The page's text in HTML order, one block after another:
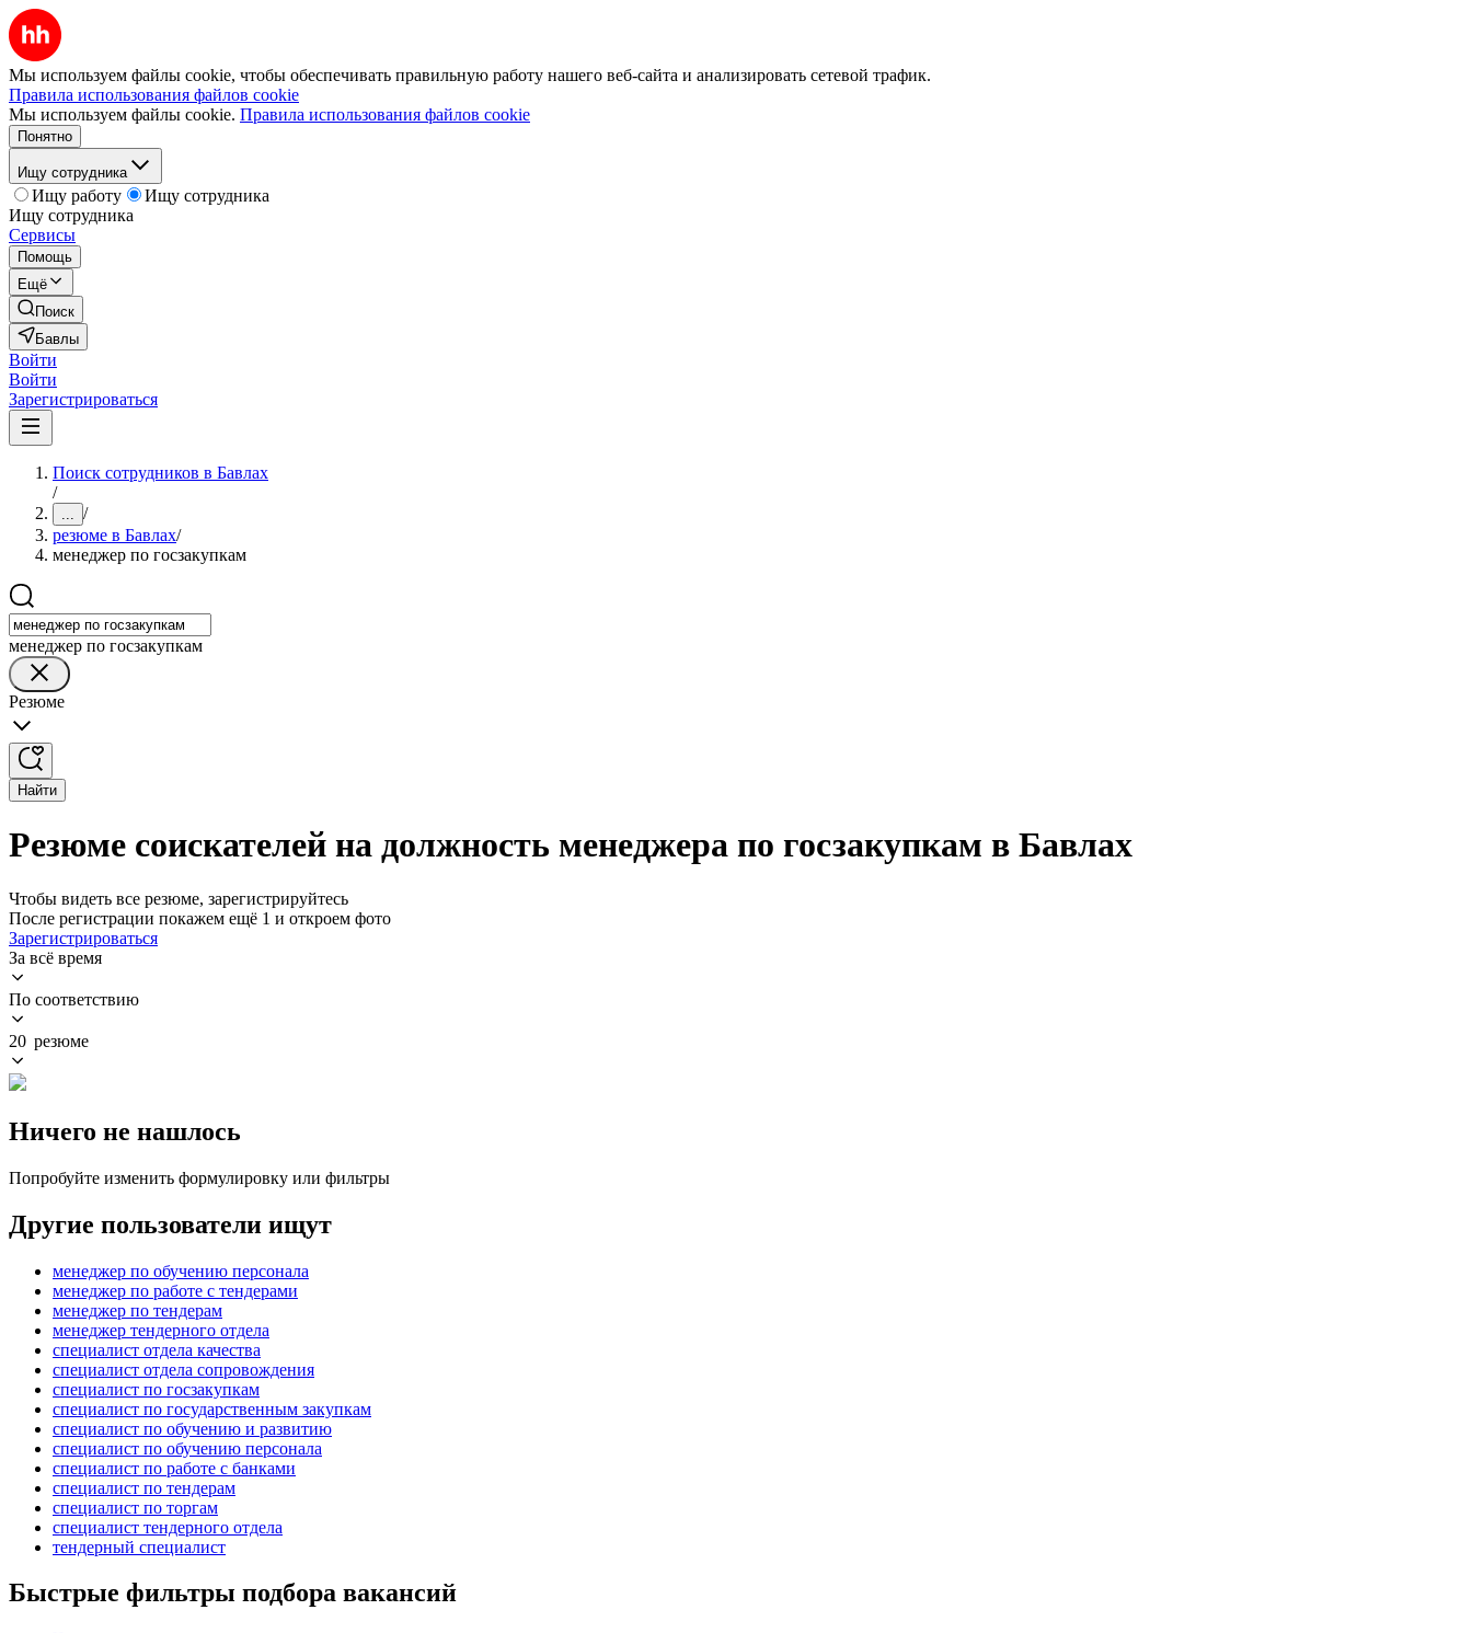
Мы используем файлы cookie, чтобы обеспечивать правильную работу нашего веб-сайта и анализировать сетевой трафик.
Правила использования файлов cookie
Мы используем файлы cookie. Правила использования файлов cookie
Понятно
Ищу сотрудника
Ищу работу
Ищу сотрудника
Ищу сотрудника
Сервисы
Помощь
Ещё
Поиск
Бавлы
Войти
Войти
Зарегистрироваться
Поиск сотрудников в Бавлах
/
... /
резюме в Бавлах/
менеджер по госзакупкам
менеджер по госзакупкам
Резюме
Найти
Резюме соискателей на должность менеджера по госзакупкам в Бавлах
Чтобы видеть все резюме, зарегистрируйтесь
После регистрации покажем ещё 1 и откроем фото
Зарегистрироваться
За всё время
По соответствию
20 резюме
Ничего не нашлось
Попробуйте изменить формулировку или фильтры
Другие пользователи ищут
менеджер по обучению персонала
менеджер по работе с тендерами
менеджер по тендерам
менеджер тендерного отдела
специалист отдела качества
специалист отдела сопровождения
специалист по госзакупкам
специалист по государственным закупкам
специалист по обучению и развитию
специалист по обучению персонала
специалист по работе с банками
специалист по тендерам
специалист по торгам
специалист тендерного отдела
тендерный специалист
Быстрые фильтры подбора вакансий